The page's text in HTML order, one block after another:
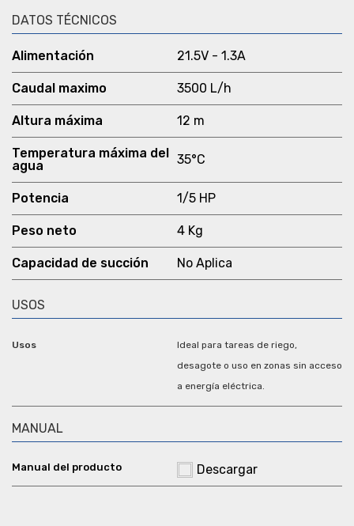
DATOS TÉCNICOS
Alimentación 21.5V - 1.3A
Caudal maximo 3500 L/h
Altura máxima 12 m
Temperatura máxima del
agua
35°C
Potencia 1/5 HP
Peso neto 4 Kg
Capacidad de succión No Aplica
USOS
Usos
Ideal para tareas de riego,
desagote o uso en zonas sin acceso
a energía eléctrica.
MANUAL
Descargar